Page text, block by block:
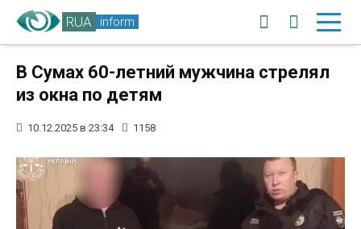
RUA inform
В Сумах 60-летний мужчина стрелял
из окна по детям
10.12.2025 в 23:34 1158